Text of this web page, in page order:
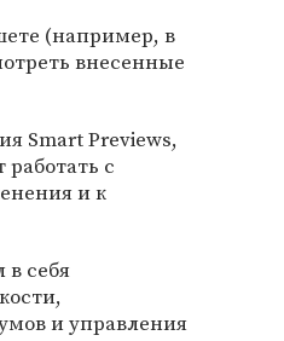
(например, в
внесенные
Smart Previews,
с
и к
себя
и управления